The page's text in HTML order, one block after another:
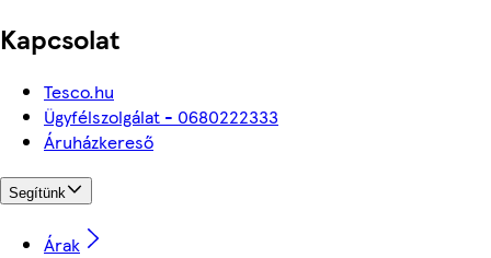
Kapcsolat
Tesco.hu
Ügyfélszolgálat - 0680222333
Áruházkereső
Segítünk
Árak